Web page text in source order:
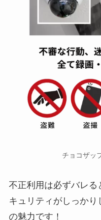
チョコザッ
不正利用は必ずバレる
キュリティがしっか
の魅力です！